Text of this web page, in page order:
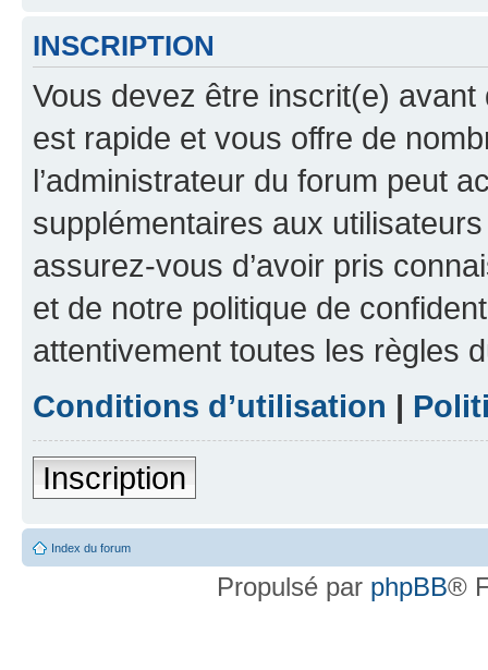
INSCRIPTION
Vous devez être inscrit(e) avant
est rapide et vous offre de
l’administrateur du forum peut
supplémentaires aux
assurez-vous d’avoir pris
et de notre politique de
attentivement toutes les règles
Conditions d’utilisation |
Inscription
Index du forum
Propulsé par phpBB®